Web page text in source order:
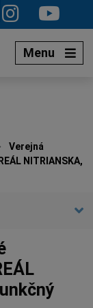
Menu
Verejná
NITRIANSKA,